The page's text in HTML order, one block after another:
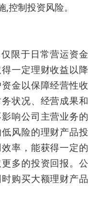
控制投资风险。
限于日常营运资金
一定理财收益以降
金以保障经营性收
状况、经营成果和
响公司主营业务的
风险的理财产品投
率，能获得一定的
多的投资回报。公
购买大额理财产品